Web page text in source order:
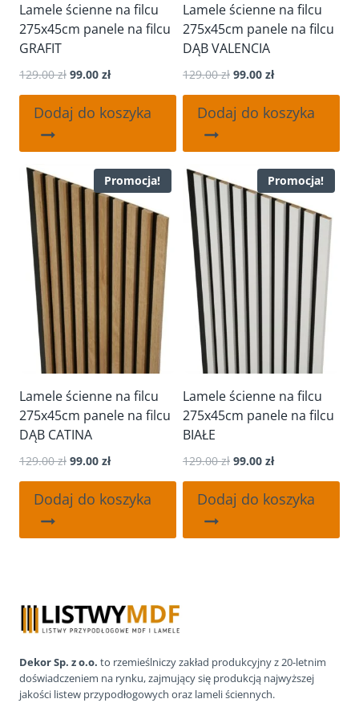
Lamele ścienne na filcu
275x45cm panele na filcu
GRAFIT
129.00zł Pierwotna
wynosiła:
129.00 zł.
99.00 złAktualna
wynosi:
99.00 zł.
Dodaj do koszyka
Lamele ścienne na filcu
275x45cm panele na filcu
DĄB VALENCIA
129.00zł Pierwotna
wynosiła:
129.00 zł.
99.00 złAktualna
wynosi:
99.00 zł.
Dodaj do koszyka
Promocja!
Lamele ścienne na filcu
275x45cm panele na filcu
DĄB CATINA
129.00zł Pierwotna
wynosiła:
129.00 zł.
99.00 złAktualna
wynosi:
99.00 zł.
Dodaj do koszyka
Promocja!
Lamele ścienne na filcu
275x45cm panele na filcu
BIAŁE
129.00zł Pierwotna
wynosiła:
129.00 zł.
99.00 złAktualna
wynosi:
99.00 zł.
Dodaj do koszyka
Dekor Sp. z o.o. to rzemieślniczy zakład produkcyjny z 20-letnim
doświadczeniem na rynku, zajmujący się produkcją najwyższej
jakości listew przypodłogowych oraz lameli ściennych.